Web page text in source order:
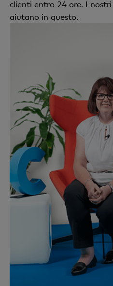
clienti entro 24 ore. I
aiutano in questo.